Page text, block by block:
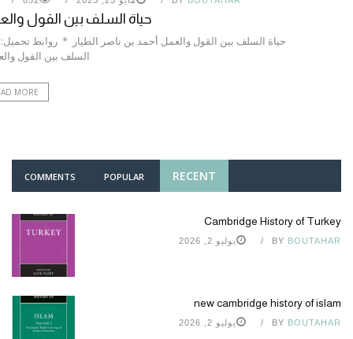
حياة السلف بين القول
حياة السلف بين القول والعمل أحمد بن ناصر الطيار * روابط تحميل:
السلف بين القول
MORE
RECENT
POPULAR
COMMENTS
Cambridge History of Turkey
BY BOUTAHAR يوليو 2, 2026
new cambridge history of islam
BY BOUTAHAR يوليو 2, 2026